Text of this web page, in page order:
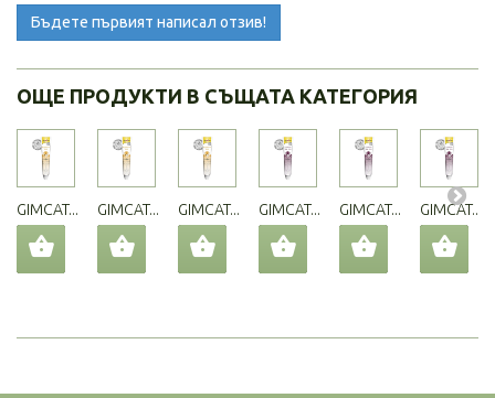
Бъдете първият написал отзив!
ОЩЕ ПРОДУКТИ В СЪЩАТА КАТЕГОРИЯ
GIMCAT... GIMCAT... GIMCAT... GIMCAT... GIMCAT... GIMCAT...